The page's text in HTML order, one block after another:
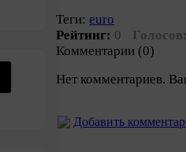
Теги: euro
Рейтинг: 0
Комментарии (0)
Нет комментариев.
Добавить